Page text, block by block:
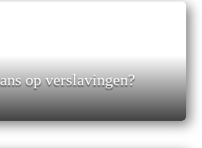
op verslavingen?